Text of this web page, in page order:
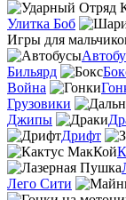
Улитка Боб
Игры для
Бильярд
Война
Грузовики
Джипы
Дрифт
Лего Сити